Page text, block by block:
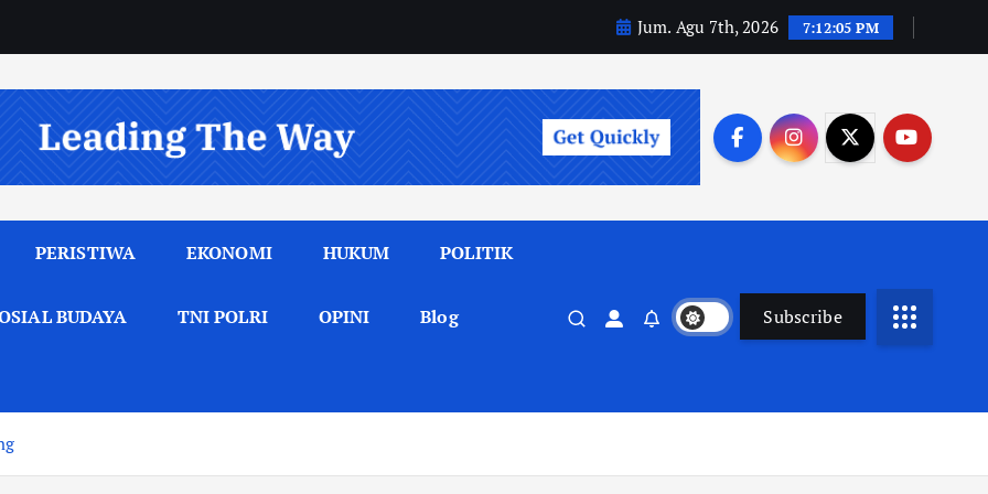
Jum. Agu 7th, 2026 7:12:06 PM
PERISTIWA EKONOMI HUKUM POLITIK
BUDAYA TNI POLRI OPINI Blog Subscribe